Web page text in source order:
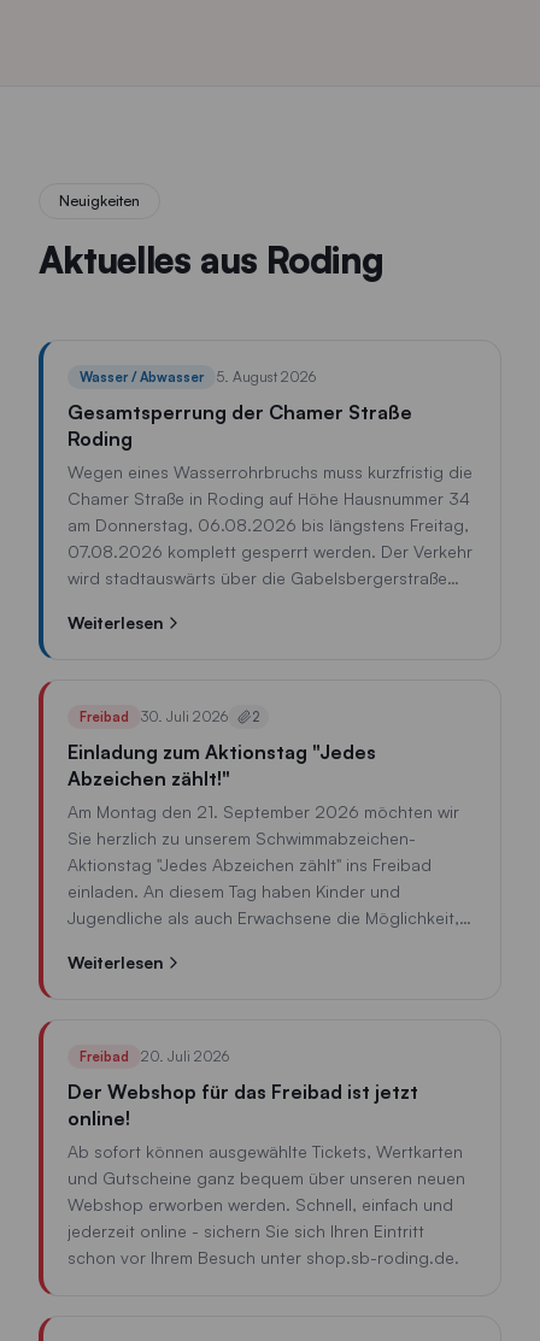
Neuigkeiten
Aktuelles aus Roding
Wasser / Abwasser 5. August 2026
Gesamtsperrung der Chamer Straße
Roding
Wegen eines Wasserrohrbruchs muss kurzfristig die
Chamer Straße in Roding auf Höhe Hausnummer 34
am Donnerstag, 06.08.2026 bis längstens Freitag,
07.08.2026 komplett gesperrt werden. Der Verkehr
wird stadtauswärts über die Gabelsbergerstraße
die Straße Am Esper, Jahnstraße und Posthalter-
Weiterlesen
Freibad 30. Juli 2026 2
Einladung zum Aktionstag "Jedes
Abzeichen zählt!"
Am Montag den 21. September 2026 möchten wir
Sie herzlich zu unserem Schwimmabzeichen-
Aktionstag "Jedes Abzeichen zählt" ins Freibad
einladen. An diesem Tag haben Kinder und
Jugendliche als auch Erwachsene die Möglichkeit,
jedes abgelegte Schwimmabzeichen wird ein
Weiterlesen
Freibad 20. Juli 2026
Der Webshop für das Freibad ist jetzt
online!
Ab sofort können ausgewählte Tickets, Wertkarten
und Gutscheine ganz bequem über unseren neuen
Webshop erworben werden. Schnell, einfach und
jederzeit online - sichern Sie sich Ihren Eintritt
schon vor Ihrem Besuch unter shop.sb-roding.de.